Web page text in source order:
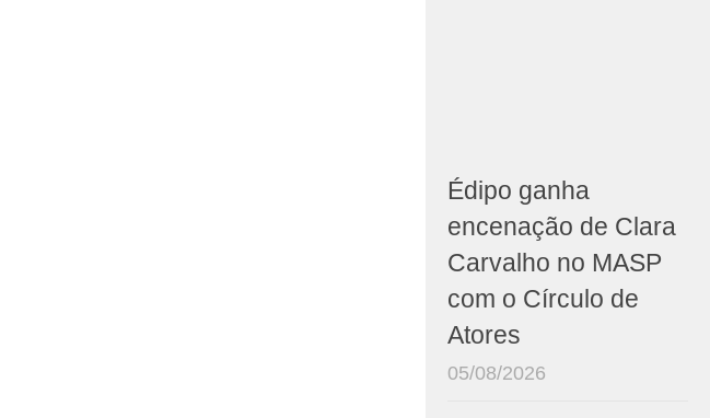
Édipo ganha
encenação de Clara
Carvalho no MASP
com o Círculo de
Atores
05/08/2026